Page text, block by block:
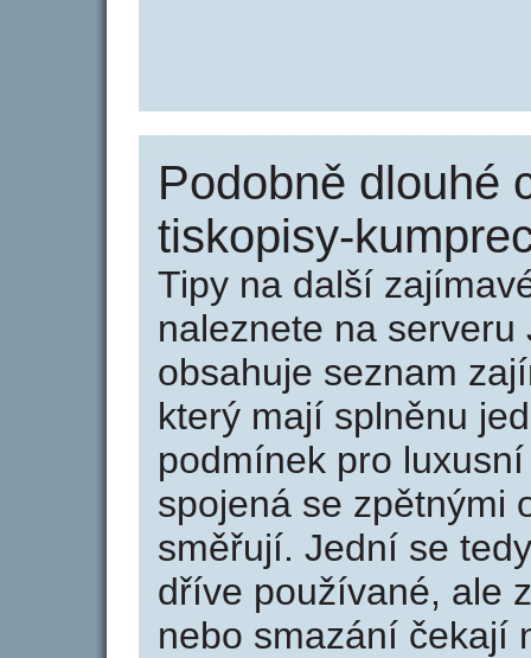
Podobně dlouhé
tiskopisy-
Tipy na další
naleznete na serveru
obsahuje seznam
který mají splněnu
podmínek pro
spojená se zpětnými
směřují. Jední se
dříve používané, ale
nebo smazání čekají